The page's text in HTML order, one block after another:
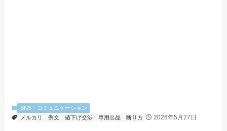
SNS・コミュニケーション
メルカリ
例文 値下げ交渉 専用出品 断り方 2026年5月27日